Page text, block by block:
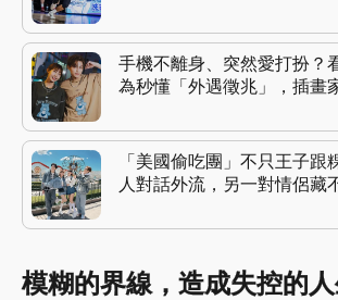
手機不離身、突然愛打扮？
為秒懂「外遇徵兆」，插畫
「美國偷吃團」不只王子跟
人對話外流，另一對情侶藏
模糊的界線，造成失控的